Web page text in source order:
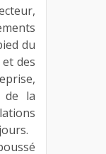
du
et des
de la